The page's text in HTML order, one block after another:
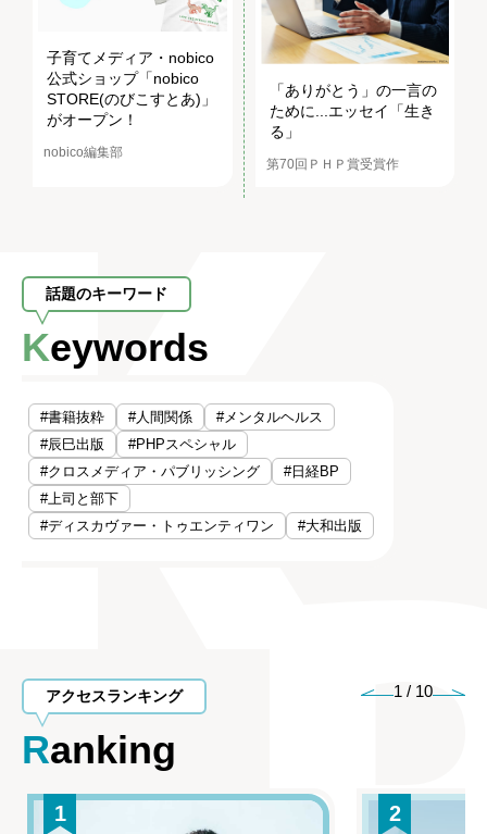
子育てメディア・nobico
公式ショップ「nobico
STORE(のびこすとあ)」
がオープン！
nobico編集部
「ありがとう」の一言の
ために...エッセイ「生き
る」
第70回ＰＨＰ賞受賞作
話題のキーワード
Keywords
#書籍抜粋 #人間関係
#メンタルヘルス
#辰巳出版
#PHPスペシャル
#クロスメディア・パブリッシング
#日経BP
#上司と部下
#ディスカヴァー・トゥエンティワン
#大和出版
アクセスランキング
Ranking
1 / 10
1 2